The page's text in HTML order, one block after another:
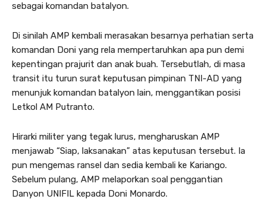
sebagai komandan batalyon.
Di sinilah AMP kembali merasakan besarnya perhatian serta
komandan Doni yang rela mempertaruhkan apa pun demi
kepentingan prajurit dan anak buah. Tersebutlah, di masa
transit itu turun surat keputusan pimpinan TNI-AD yang
menunjuk komandan batalyon lain, menggantikan posisi
Letkol AM Putranto.
Hirarki militer yang tegak lurus, mengharuskan AMP
menjawab “Siap, laksanakan” atas keputusan tersebut. Ia
pun mengemas ransel dan sedia kembali ke Kariango.
Sebelum pulang, AMP melaporkan soal penggantian
Danyon UNIFIL kepada Doni Monardo.